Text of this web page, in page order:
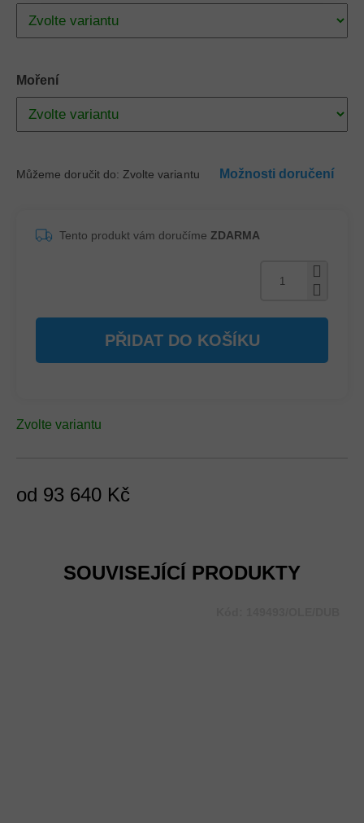
od 93 640 Kč
Zvolte variantu
Moření
Můžeme doručit do: Zvolte variantu Možnosti doručení
PŘIDAT DO KOŠÍKU
Tento produkt vám doručíme ZDARMA
SOUVISEJÍCÍ PRODUKTY